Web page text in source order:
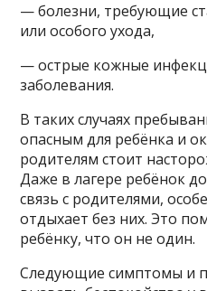
— болезни, требующие
или особого ухода,
— острые кожные
заболевания.
В таких случаях
опасным для ребёнка и
родителям стоит
Даже в лагере ребёнок
связь с родителями,
отдыхает без них. Это
ребёнку, что он не один.
Следующие симптомы и